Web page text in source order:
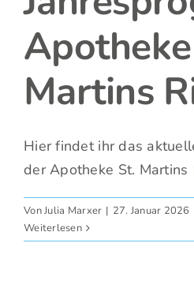
Fotos
Martins
Hier findet ihr das
der Apotheke St. Martins
VonJulia Marxer | 27. Januar 2026
Weiterlesen